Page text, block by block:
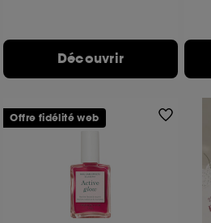
Découvrir
Offre fidélité web